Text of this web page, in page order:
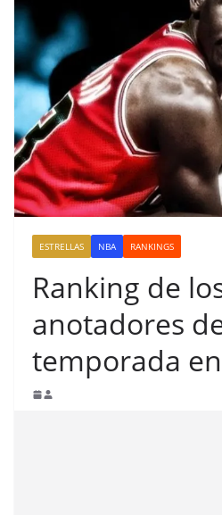
ESTRELLAS NBA RANKINGS
Ranking de
anotadores
temporada